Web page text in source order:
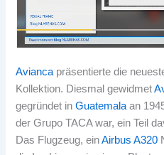
Avianca präsentierte die
Kollektion. Diesmal gewidmet
gegründet inGuatemala an
der Grupo TACA war, ein Teil
Das Flugzeug, einAirbus A320